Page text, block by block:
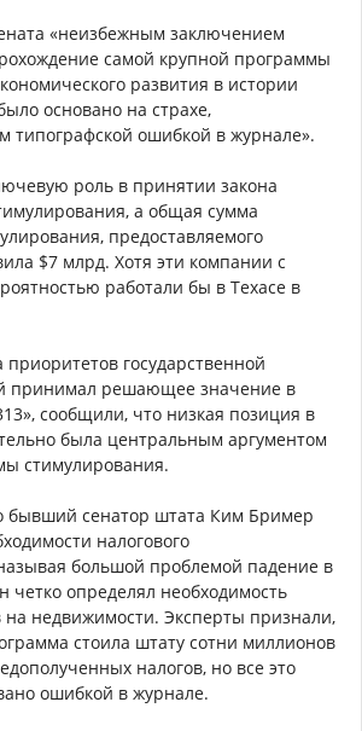
«неизбежным заключением
самой крупной программы
развития в истории
основано на страхе,
типографской ошибкой в журнале».
роль в принятии закона
а общая сумма
предоставляемого
$7 млрд. Хотя эти компании с
работали бы в Техасе в
государственной
принимал решающее значение в
сообщили, что низкая позиция в
была центральным аргументом
стимулирования.
бывший сенатор штата Ким Бример
налогового
большой проблемой падение в
четко определял необходимость
на недвижимости. Эксперты признали,
стоила штату сотни миллионов
налогов, но все это
ошибкой в журнале.